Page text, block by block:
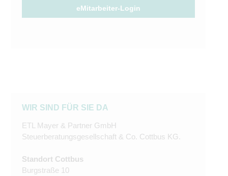
eMitarbeiter-Login
WIR SIND FÜR SIE DA
ETL Mayer & Partner GmbH
Steuerberatungsgesellschaft & Co. Cottbus KG.
Standort Cottbus
Burgstraße 10